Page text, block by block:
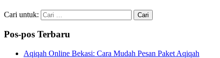
Cari untuk:
Pos-pos Terbaru
Aqiqah Online Bekasi: Cara Mudah Pesan Paket Aqiqah